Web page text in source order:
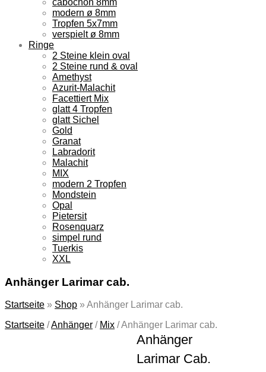
modern ø 8mm
Tropfen 5x7mm
verspielt ø 8mm
Ringe
2 Steine klein oval
2 Steine rund & oval
Amethyst
Azurit-Malachit
Facettiert Mix
glatt 4 Tropfen
glatt Sichel
Gold
Granat
Labradorit
Malachit
MIX
modern 2 Tropfen
Mondstein
Opal
Pietersit
Rosenquarz
simpel rund
Tuerkis
XXL
Anhänger Larimar cab.
Startseite » Shop »Anhänger Larimar cab.
Startseite /Anhänger / Mix /Anhänger Larimar cab.
Anhänger
Larimar Cab.